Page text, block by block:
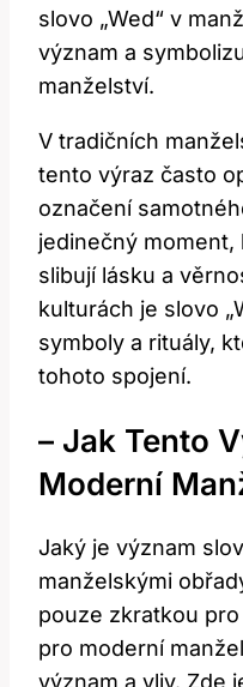
slovo „Wed“ v
význam a
manželství.
V tradičních
tento výraz často
označení
jedinečný moment,
slibují lásku a
kulturách je slovo
symboly a rituály,
tohoto spojení.
– Jak Tento
Moderní
Jaký je význam
manželskými
pouze zkratkou pro
pro moderní
význam a vliv. Zde